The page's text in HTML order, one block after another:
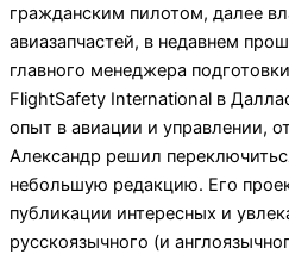
гражданским пилотом, далее
авиазапчастей, в недавнем
главного менеджера
FlightSafety International в
опыт в авиации и управлении,
Александр решил
небольшую редакцию. Его
публикации интересных и
русскоязычного (и